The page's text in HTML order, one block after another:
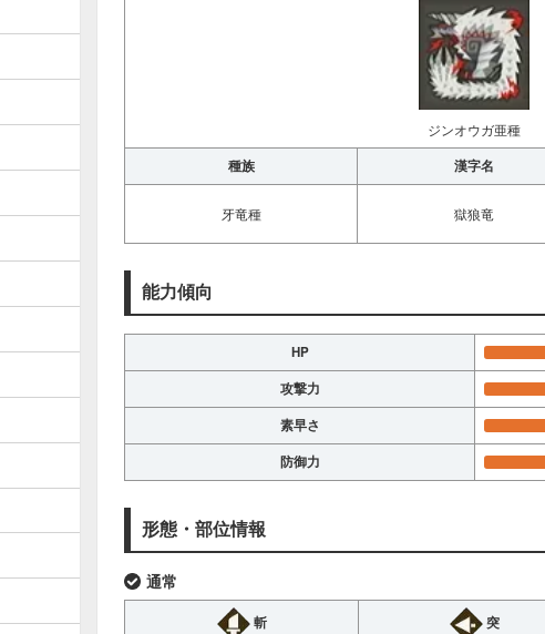
ジンオウガ亜種
種族 漢字名
牙竜種 獄狼竜
能力傾向
HP
攻撃力
素早さ
防御力
形態・部位情報
通常
斬 突